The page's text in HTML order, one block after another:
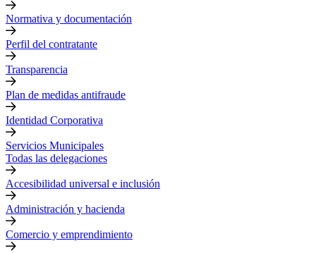
Normativa y documentación
Perfil del contratante
Transparencia
Plan de medidas antifraude
Identidad Corporativa
Servicios Municipales
Todas las delegaciones
Accesibilidad universal e inclusión
Administración y hacienda
Comercio y emprendimiento